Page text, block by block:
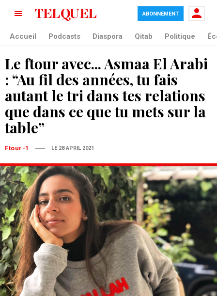
ABONNEMENT
Accueil Podcasts Diaspora Qitab Politique
Le ftour avec... Asmaa El Arabi
: “Au fil des années, tu fais
autant le tri dans tes relations
que dans ce que tu mets sur la
table”
Ftour-1 LE 28 APRIL 2021